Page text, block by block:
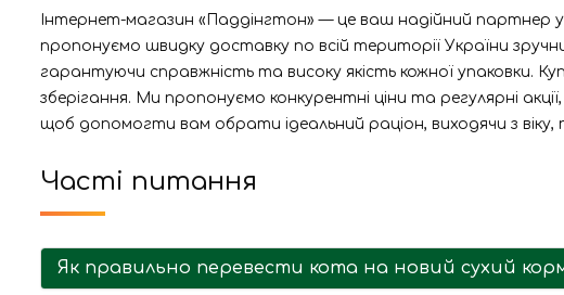
Інтернет-магазин «Паддінгтон» — це ваш надійний партнер
пропонуємо швидку доставку по всій території України
гарантуючи справжність та високу якість кожної упаковки.
зберігання. Ми пропонуємо конкурентні ціни та регулярні
щоб допомогти вам обрати ідеальний раціон, виходячи з
Часті питання
Як правильно перевести кота на новий сухий